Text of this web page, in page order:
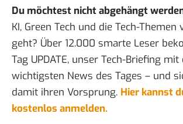
Du möchtest nicht abgehängt
KI, Green Tech und die Tech-Themen
geht? Über 12.000 smarte Leser
Tag UPDATE, unser Tech-Briefing mit
wichtigsten News des Tages – und
damit ihren Vorsprung. Hier kannst
kostenlos anmelden.